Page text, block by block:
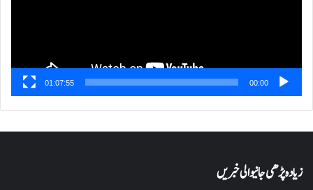
00:00
01:07:55
زیادہ پڑھی جانیوالی خبریں